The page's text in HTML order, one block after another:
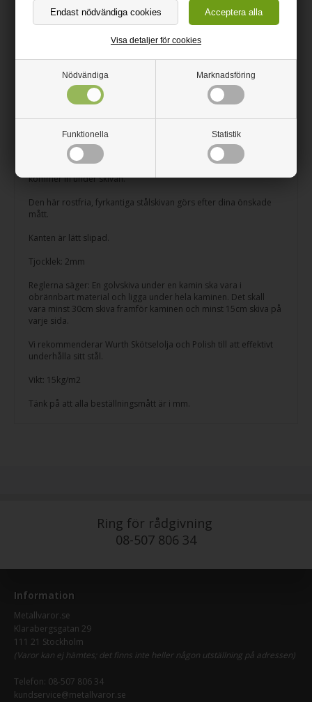
Nödvändiga Marknadsföring
Funktionella Statistik
Visa detaljer för cookies
Eldstadsplan i rostfritt stål med
Vi kapar efter dina önskade mått
Danskproducerat
Snyggt eldstadsplan i rostfritt stål. Stålskivan till kaminen är
utförd i 2mm tjockt stål vilket gör att den kan motstå hög värme
och bära kaminens tunga vikt.
Placera ditt eldstadsplan på ett jämnt golv så att hela skivan har
något att stödja sig på. Vi rekommenderar att man tätar skivan
hela vägen runt med silikon för att undvika att djur och smuts
kommer in under skivan.
Den här rostfria, fyrkantiga stålskivan görs efter dina önskade
mått.
Kanten är lätt slipad.
Tjocklek: 2mm
Reglerna säger: En golvskiva under en kamin ska vara i
obrännbart material och ligga under hela kaminen. Det skall
vara minst 30cm skiva framför kaminen och minst 15cm skiva på
varje sida.
Vi rekommenderar Wurth Skötselolja och Polish till att effektivt
underhålla sitt stål.
Vikt: 15kg/m2
Tänk på att alla beställningsmått är i mm.
Ring för rådgivning
08-507 806 34
Information
Metallvaror.se
Klarabergsgatan 29
111 21 Stockholm
(Varor kan ej hämtes; det finns inte heller någon utställning på adressen)
Telefon: 08-507 806 34
kundservice@metallvaror.se